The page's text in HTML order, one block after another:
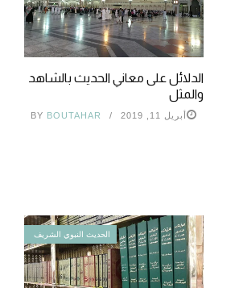
الدلائل على معاني الحديث بالشاهد
والمثل
أبريل 11, 2019 BY BOUTAHAR
الحديث النبوي الشريف